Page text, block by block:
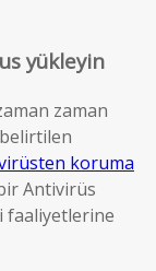
yükleyin
zaman
koruma
Antivirüs
faaliyetlerine